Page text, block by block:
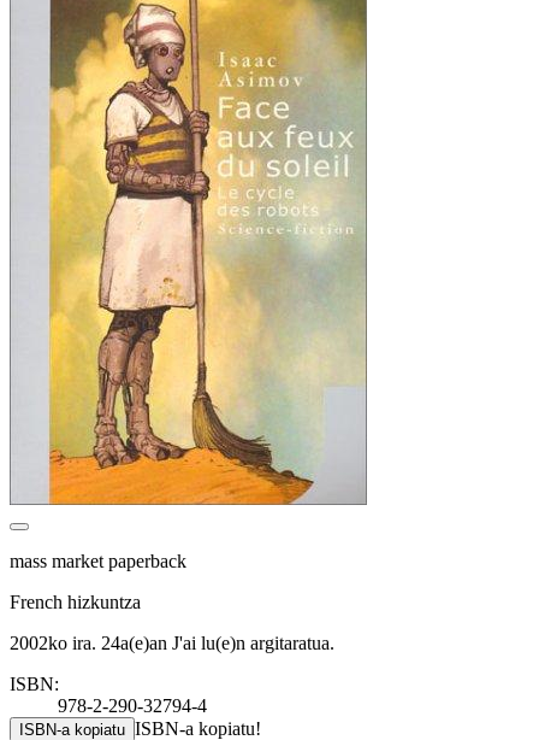
mass market paperback
French hizkuntza
2002ko ira. 24a(e)an J'ai lu(e)n argitaratua.
ISBN:
978-2-290-32794-4
ISBN-a kopiatu ISBN-a kopiatu!